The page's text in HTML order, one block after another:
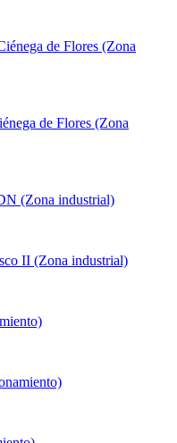
de Flores (Zona
de Flores (Zona
(Zona industrial)
II (Zona industrial)